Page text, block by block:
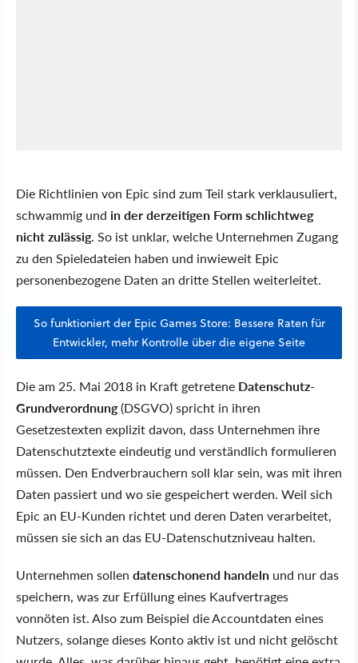
Die Richtlinien von Epic sind zum Teil stark verklausuliert,
schwammig und in der derzeitigen Form schlichtweg
nicht zulässig. So ist unklar, welche Unternehmen Zugang
zu den Spieledateien haben und inwieweit Epic
personenbezogene Daten an dritte Stellen weiterleitet.
So funktioniert der Epic Games Store: Bessere Raten für
Entwickler, mehr Kontrolle über die eigene Seite
Die am 25. Mai 2018 in Kraft getretene Datenschutz-
Grundverordnung(DSGVO) spricht in ihren
Gesetzestexten explizit davon, dass Unternehmen ihre
Datenschutztexte eindeutig und verständlich formulieren
müssen. Den Endverbrauchern soll klar sein, was mit ihren
Daten passiert und wo sie gespeichert werden. Weil sich
Epic an EU-Kunden richtet und deren Daten verarbeitet,
müssen sie sich an das EU-Datenschutzniveau halten.
Unternehmen sollen datenschonend handeln und nur das
speichern, was zur Erfüllung eines Kaufvertrages
vonnöten ist. Also zum Beispiel die Accountdaten eines
Nutzers, solange dieses Konto aktiv ist und nicht gelöscht